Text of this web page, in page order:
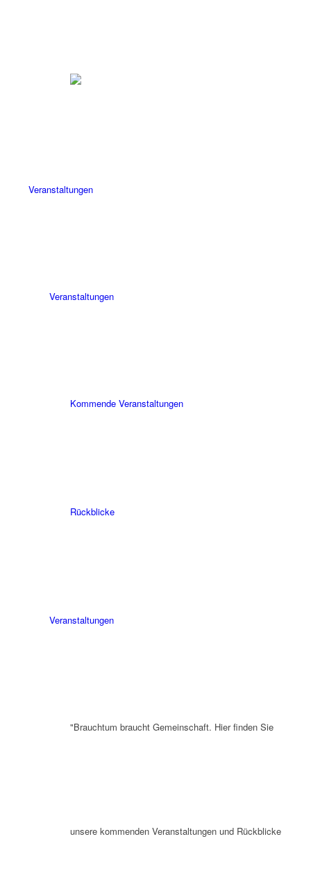
Veranstaltungen
Veranstaltungen
Kommende Veranstaltungen
Rückblicke
Veranstaltungen
"Brauchtum braucht Gemeinschaft. Hier finden Sie
unsere kommenden Veranstaltungen und Rückblicke